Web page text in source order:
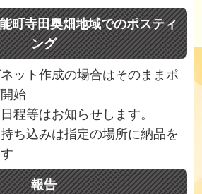
町寺田奥畑地域でのポスティ
ング
ット作成の場合はそのままポ
始
程等はお知らせします。
ち込みは指定の場所に納品を
報告